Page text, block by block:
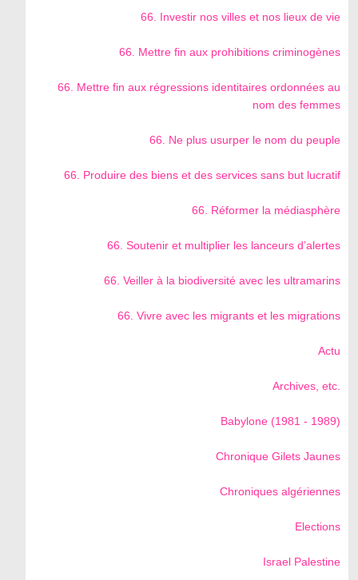
66. Investir nos villes et nos lieux de vie
66. Mettre fin aux prohibitions criminogènes
66. Mettre fin aux régressions identitaires ordonnées au
nom des femmes
66. Ne plus usurper le nom du peuple
66. Produire des biens et des services sans but lucratif
66. Réformer la médiasphère
66. Soutenir et multiplier les lanceurs d’alertes
66. Veiller à la biodiversité avec les ultramarins
66. Vivre avec les migrants et les migrations
Actu
Archives, etc.
Babylone (1981 - 1989)
Chronique Gilets Jaunes
Chroniques algériennes
Elections
Israel Palestine